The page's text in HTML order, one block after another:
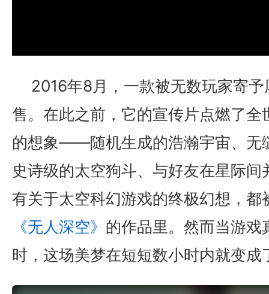
2016年8月，一款被无数玩家寄
售。在此之前，它的宣传片点燃了全
的想象——随机生成的浩瀚宇宙、无
史诗级的太空狗斗、与好友在星际
有关于太空科幻游戏的终极幻想，都
《无人深空》 的作品里。然而当游戏
时，这场美梦在短短数小时内就变成
17周年庆典 争霸赛大区火
爆开启